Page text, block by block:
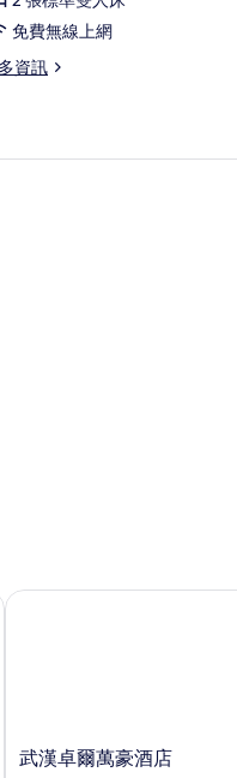
免費無線上網
資訊
間
武
武漢卓爾萬豪酒店
武漢卓爾萬豪酒店